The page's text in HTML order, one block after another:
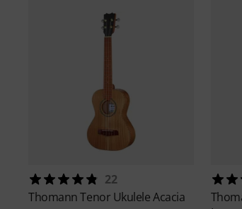
22
ThomannTenor Ukulele Acacia